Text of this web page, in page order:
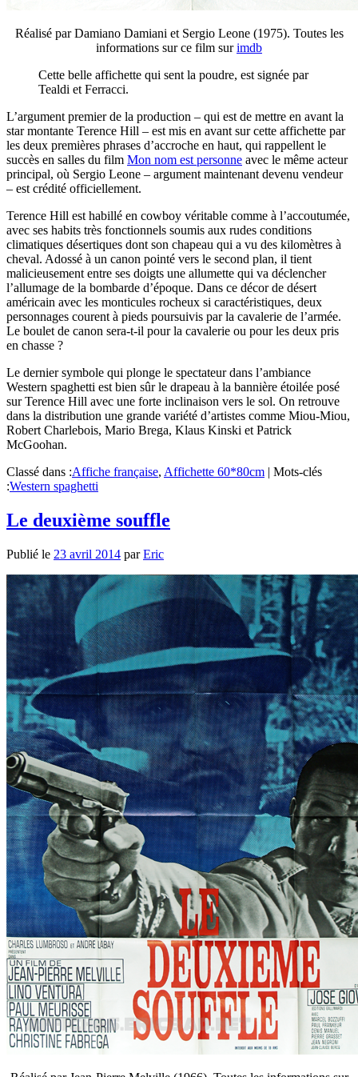
Réalisé par Damiano Damiani et Sergio Leone (1975). Toutes les
informations sur ce film surimdb
Cette belle affichette qui sent la poudre, est signée par
Tealdi et Ferracci.
L’argument premier de la production – qui est de mettre en avant la
star montante Terence Hill – est mis en avant sur cette affichette par
les deux premières phrases d’accroche en haut, qui rappellent le
succès en salles du film Mon nom est personne avec le même acteur
principal, où Sergio Leone – argument maintenant devenu vendeur
– est crédité officiellement.
Terence Hill est habillé en cowboy véritable comme à l’accoutumée,
avec ses habits très fonctionnels soumis aux rudes conditions
climatiques désertiques dont son chapeau qui a vu des kilomètres à
cheval. Adossé à un canon pointé vers le second plan, il tient
malicieusement entre ses doigts une allumette qui va déclencher
l’allumage de la bombarde d’époque. Dans ce décor de désert
américain avec les monticules rocheux si caractéristiques, deux
personnages courent à pieds poursuivis par la cavalerie de l’armée.
Le boulet de canon sera-t-il pour la cavalerie ou pour les deux pris
en chasse ?
Le dernier symbole qui plonge le spectateur dans l’ambiance
Western spaghetti est bien sûr le drapeau à la bannière étoilée posé
sur Terence Hill avec une forte inclinaison vers le sol. On retrouve
dans la distribution une grande variété d’artistes comme Miou-Miou,
Robert Charlebois, Mario Brega, Klaus Kinski et Patrick
McGoohan.
Classé dans :Affiche française, Affichette 60*80cm | Mots-clés
:Western spaghetti
Le deuxième souffle
Publié le 23 avril 2014 parEric